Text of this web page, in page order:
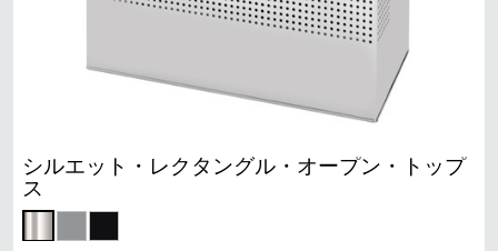
シルエット・レクタングル・オープン・トップ
ス